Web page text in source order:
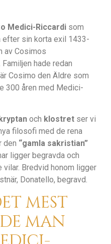
Medici-Riccardi som
efter sin korta exil 1433-
av Cosimos
hade redan
Cosimo den Äldre som
300 åren med Medici-
kryptan och klostret ser vi
filosofi med de rena
den “gamla sakristian”
ligger begravda och
vilar. Bredvid honom ligger
Donatello, begravd.
mest
man